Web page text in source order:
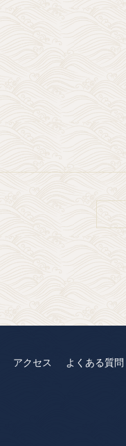
アクセス よくある質問